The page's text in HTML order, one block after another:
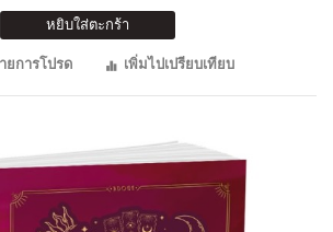
หยิบใส่ตะกร้า
ยการโปรด
เพิ่มไปเปรียบเทียบ